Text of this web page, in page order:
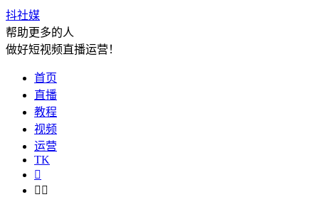
抖社媒
帮助更多的人
做好短视频直播运营！
首页
直播
教程
视频
运营
TK

 